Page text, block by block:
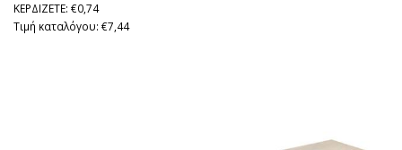
ΚΕΡΔΙΖΕΤΕ: €0,74
Τιμή καταλόγου: €7,44